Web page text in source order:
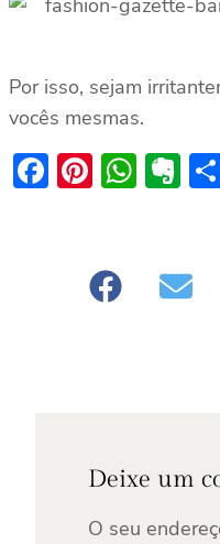
Por isso, sejam
vocês mesmas.
Facebook
Deixe um
O seu